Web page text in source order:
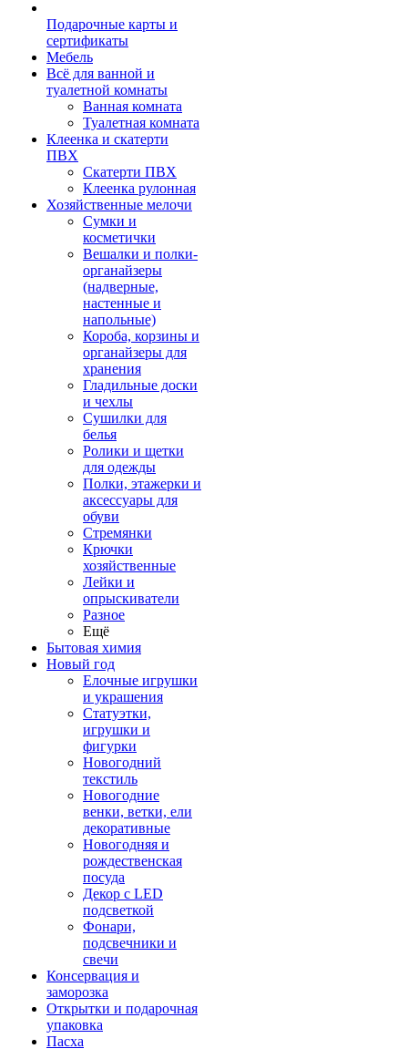
Подарочные карты и
сертификаты
Мебель
Всё для ванной и
туалетной комнаты
Ванная комната
Туалетная комната
Клеенка и скатерти
ПВХ
Скатерти ПВХ
Клеенка рулонная
Хозяйственные мелочи
Сумки и
косметички
Вешалки и полки-
органайзеры
(надверные,
настенные и
напольные)
Короба, корзины и
органайзеры для
хранения
Гладильные доски
и чехлы
Сушилки для
белья
Ролики и щетки
для одежды
Полки, этажерки и
аксессуары для
обуви
Стремянки
Крючки
хозяйственные
Лейки и
опрыскиватели
Разное
Ещё
Бытовая химия
Новый год
Елочные игрушки
и украшения
Статуэтки,
игрушки и
фигурки
Новогодний
текстиль
Новогодние
венки, ветки, ели
декоративные
Новогодняя и
рождественская
посуда
Декор с LED
подсветкой
Фонари,
подсвечники и
свечи
Консервация и
заморозка
Открытки и подарочная
упаковка
Пасха